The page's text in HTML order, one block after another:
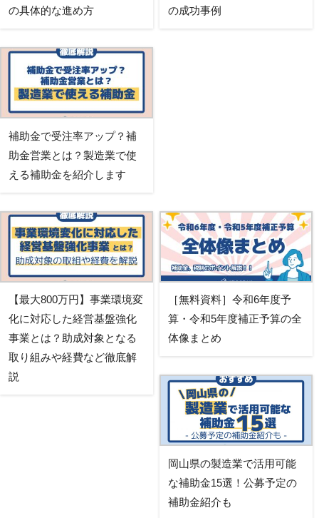
の具体的な進め方
の成功事例
補助金で受注率アップ？補
助金営業とは？製造業で使
える補助金を紹介します
【最大800万円】事業環境変
化に対応した経営基盤強化
事業とは？助成対象となる
取り組みや経費など徹底解
説
［無料資料］令和6年度予
算・令和5年度補正予算の全
体像まとめ
岡山県の製造業で活用可能
な補助金15選！公募予定の
補助金紹介も